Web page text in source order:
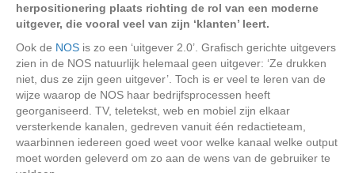
herpositionering plaats richting de rol van een moderne
uitgever, die vooral veel van zijn ‘klanten’ leert.
Ook de NOS is zo een ‘uitgever 2.0’. Grafisch gerichte uitgevers
zien in de NOS natuurlijk helemaal geen uitgever: ‘Ze drukken
niet, dus ze zijn geen uitgever’. Toch is er veel te leren van de
wijze waarop de NOS haar bedrijfsprocessen heeft
georganiseerd. TV, teletekst, web en mobiel zijn elkaar
versterkende kanalen, gedreven vanuit één redactieteam,
waarbinnen iedereen goed weet voor welke kanaal welke output
moet worden geleverd om zo aan de wens van de gebruiker te